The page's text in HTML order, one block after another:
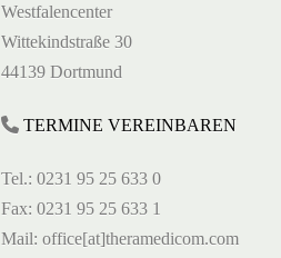
Westfalencenter
Wittekindstraße 30
44139 Dortmund
TERMINE VEREINBAREN
Tel.: 0231 95 25 633 0
Fax: 0231 95 25 633 1
Mail: office[at]theramedicom.com